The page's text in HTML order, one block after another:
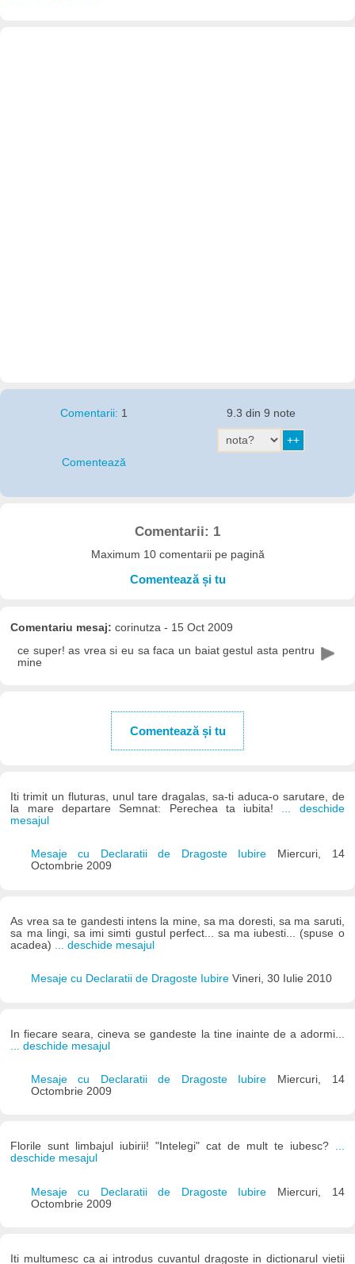
Comentarii: 1
Comentează
9.3 din 9 note
Comentarii: 1
Maximum 10 comentarii pe pagină
Comentează și tu
Comentariu mesaj: corinutza - 15 Oct 2009
ce super! as vrea si eu sa faca un baiat gestul asta pentru
mine
Comentează și tu
Iti trimit un fluturas, unul tare dragalas, sa-ti aduca-o sarutare, de
la mare departare Semnat: Perechea ta iubita! ... deschide
mesajul
Mesaje cu Declaratii de Dragoste Iubire
Miercuri, 14
Octombrie 2009
As vrea sa te gandesti intens la mine, sa ma doresti, sa ma saruti,
sa ma lingi, sa imi simti gustul perfect... sa ma iubesti... (spuse o
acadea)
... deschide mesajul
Mesaje cu Declaratii de Dragoste Iubire Vineri, 30 Iulie 2010
In fiecare seara, cineva se gandeste la tine inainte de a adormi...
... deschide mesajul
Mesaje cu Declaratii de Dragoste Iubire
Miercuri, 14
Octombrie 2009
Florile sunt limbajul iubirii! "Intelegi" cat de mult te iubesc? ...
deschide mesajul
Mesaje cu Declaratii de Dragoste Iubire Miercuri, 14
Octombrie 2009
Iti multumesc ca ai introdus cuvantul dragoste in dictionarul vietii